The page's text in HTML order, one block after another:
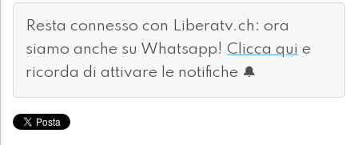
Resta connesso con Liberatv.ch: ora
siamo anche su Whatsapp! Clicca qui e
ricorda di attivare le notifiche 🔔